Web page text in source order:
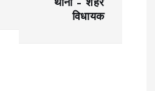
थाना – शहर
विधायक